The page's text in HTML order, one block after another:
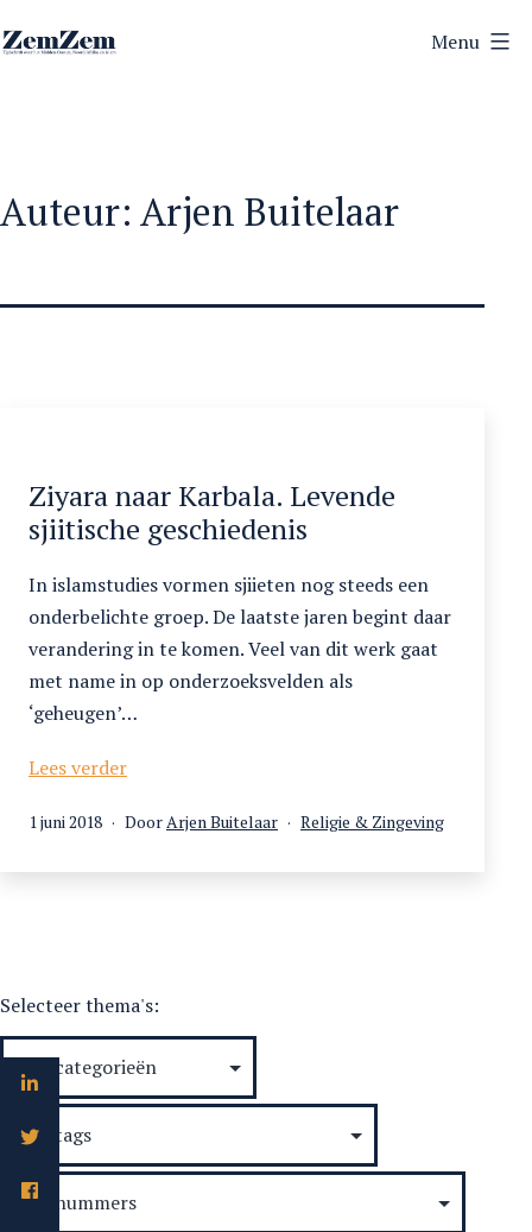
naar
Menu
Auteur: Arjen Buitelaar
Ziyara naar Karbala. Levende
sjiitische geschiedenis
In islamstudies vormen sjiieten nog steeds een
onderbelichte groep. De laatste jaren begint daar
verandering in te komen. Veel van dit werk gaat
met name in op onderzoeksvelden als
‘geheugen’…
Lees verderZiyara
Karbala.
Gepubliceerd
1 juni 2018 DoorArjen Buitelaar
Gecategoriseerd
Religie & Zingeving
Selecteer thema's: